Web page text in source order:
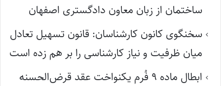
ساختمان از زبان معاون دادگستری اصفهان
سخنگوی کانون کارشناسان: قانون تسهیل تعادل
میان ظرفیت و نیاز کارشناسی را بر هم زده است
ابطال ماده ۹ فُرم یکنواخت عقد قرض‌الحسنه